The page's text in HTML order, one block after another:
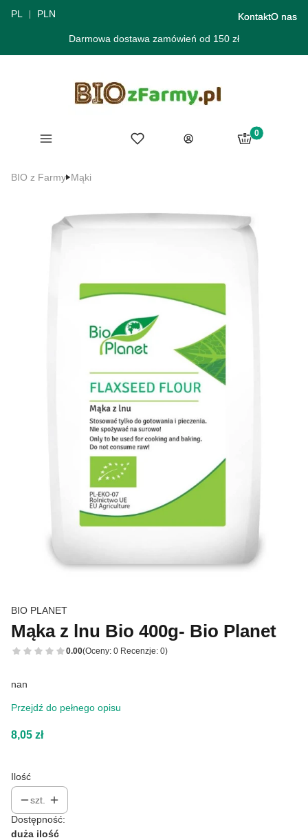
PL PLN KontaktO nas
Darmowa dostawa zamówień od 150 zł
Menu Ulubione
Zaloguj się
Produkty w
Koszyk
BIO z Farmy Mąki
BIO PLANET
Mąka z lnu Bio 400g- Bio Planet
0.00(Oceny: 0 Recenzje: 0)
nan
Przejdź do pełnego opisu
Cena
8,05 zł
Ilość
szt.
Dostępność:
duża ilość